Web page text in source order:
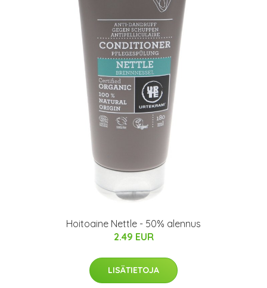
Hoitoaine Nettle - 50% alennus
2.49 EUR
LISÄTIETOJA